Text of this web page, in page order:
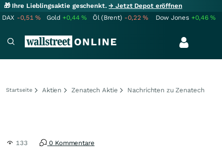
🎁 Ihre Lieblingsaktie geschenkt.→ Jetzt Depot eröffnen
DAX -0,51% Gold +0,44% Öl (Brent) -0,22% Dow Jones +0,46%
Startseite Aktien Zenatech Aktie Nachrichten zu Zenatech
133 0 Kommentare